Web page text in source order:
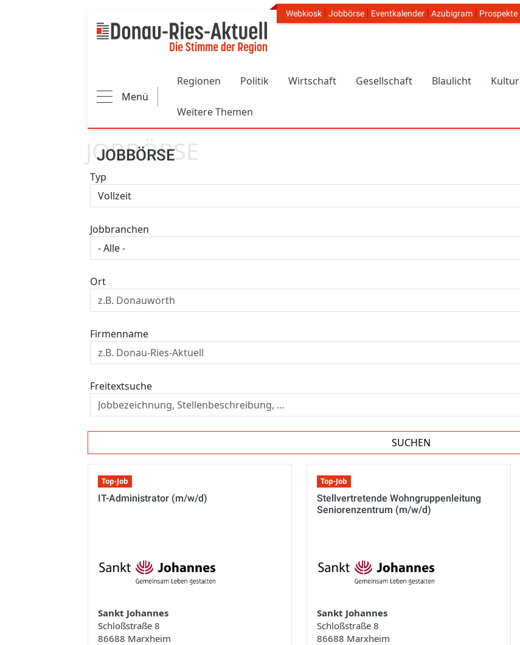
Header Navigation
Webkiosk Jobbörse Eventkalender Azubigram Prospekte
Menü
Regionen Politik Wirtschaft Gesellschaft Blaulicht Kultur
Weitere Themen
JOBBÖRSE
JOBBÖRSE
Typ
Jobbranchen
Ort
Firmenname
Freitextsuche
Top-Job
IT-Administrator (m/w/d)
Sankt Johannes
Schloßstraße 8
86688 Marxheim
Top-Job
Stellvertretende Wohngruppenleitung
Seniorenzentrum (m/w/d)
Sankt Johannes
Schloßstraße 8
86688 Marxheim